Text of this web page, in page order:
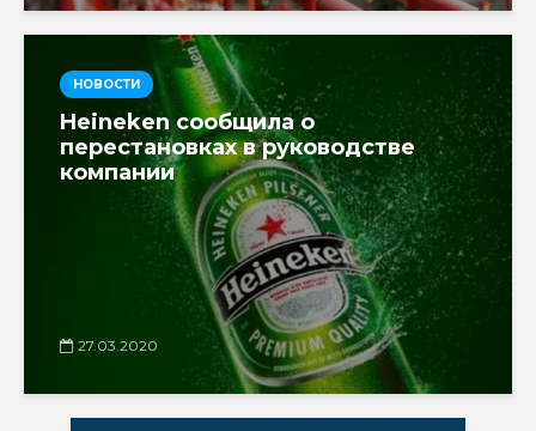
НОВОСТИ
Heineken сообщила о
перестановках в руководстве
компании
27.03.2020